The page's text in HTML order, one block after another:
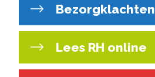
Bezorgklachten
Lees RH online